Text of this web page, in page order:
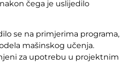
čega je uslijedilo
se na primjerima programa,
mašinskog učenja.
za upotrebu u projektnim